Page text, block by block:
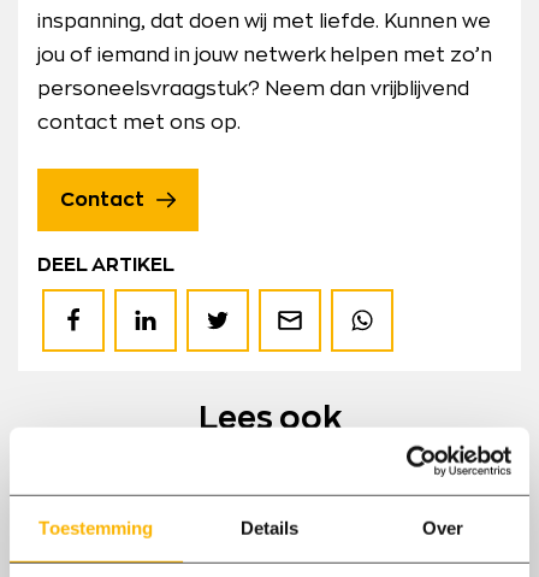
Toestemming Details Over
inspanning, dat doen wij met liefde. Kunnen we
jou of iemand in jouw netwerk helpen met zo’n
personeelsvraagstuk? Neem dan vrijblijvend
contact met ons op.
Contact
DEEL ARTIKEL
Deel
Deel
op
op
via
Deel
op
Lees ook